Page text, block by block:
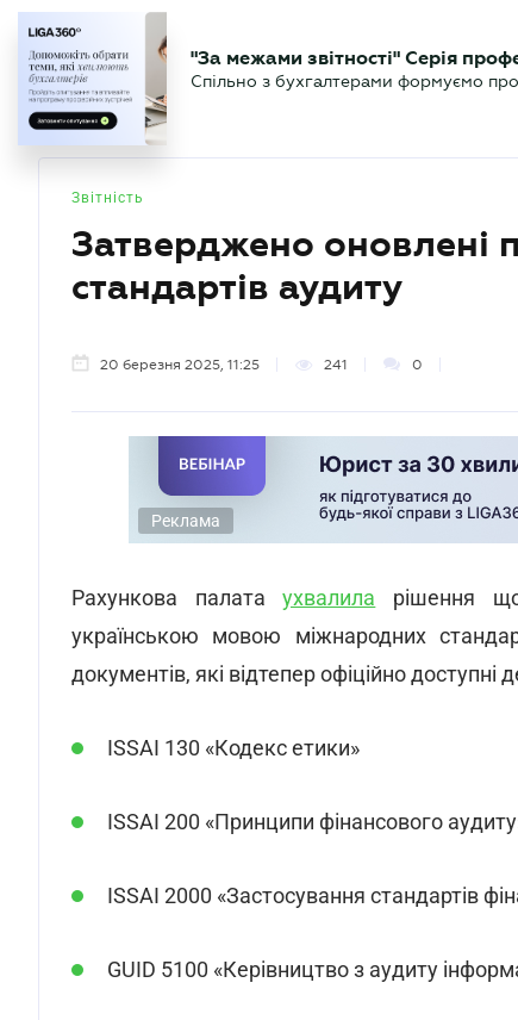
БУХГАЛТЕР Новини Аналітика
"За межами звітності" Серія
Спільно з бухгалтерами формуємо
Звітність
Затверджено оновлені
стандартів аудиту
20 березня 2025, 11:25 241 0
Реклама
Рахункова палатаухвалила рішення
українською мовою міжнародних
документів, які відтепер офіційно
ISSAI 130 «Кодекс етики»
ISSAI 200 «Принципи фінансового
ISSAI 2000 «Застосування стандартів
GUID 5100 «Керівництво з аудиту